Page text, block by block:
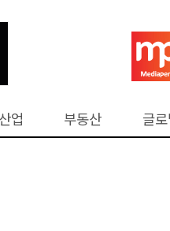
산업 부동산 글